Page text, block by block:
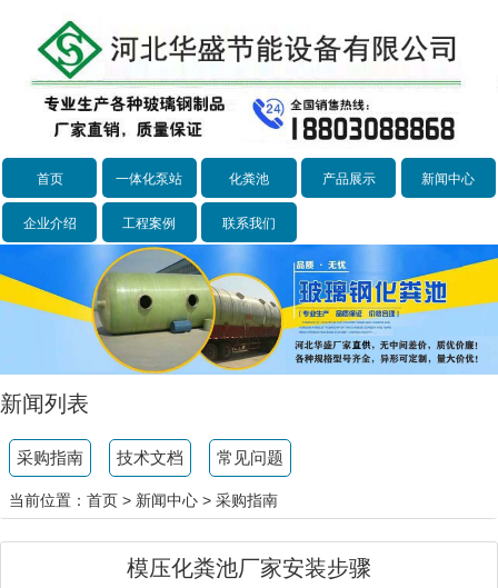
首页 一体化泵站 化粪池 产品展示 新闻中心
企业介绍 工程案例 联系我们
新闻列表
采购指南 技术文档 常见问题
当前位置： 首页 > 新闻中心 > 采购指南
模压化粪池厂家安装步骤